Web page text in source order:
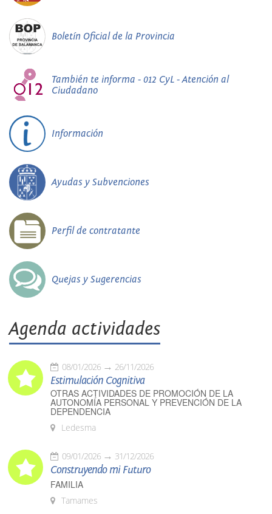
Boletín Oficial de la Provincia
También te informa - 012 CyL - Atención al
Ciudadano
Información
Ayudas y Subvenciones
Perfil de contratante
Quejas y Sugerencias
Agenda actividades
08/01/2026 26/11/2026
Estimulación Cognitiva
OTRAS ACTIVIDADES DE PROMOCIÓN DE LA
AUTONOMÍA PERSONAL Y PREVENCIÓN DE LA
DEPENDENCIA
Ledesma
09/01/2026 31/12/2026
Construyendo mi Futuro
FAMILIA
Tamames